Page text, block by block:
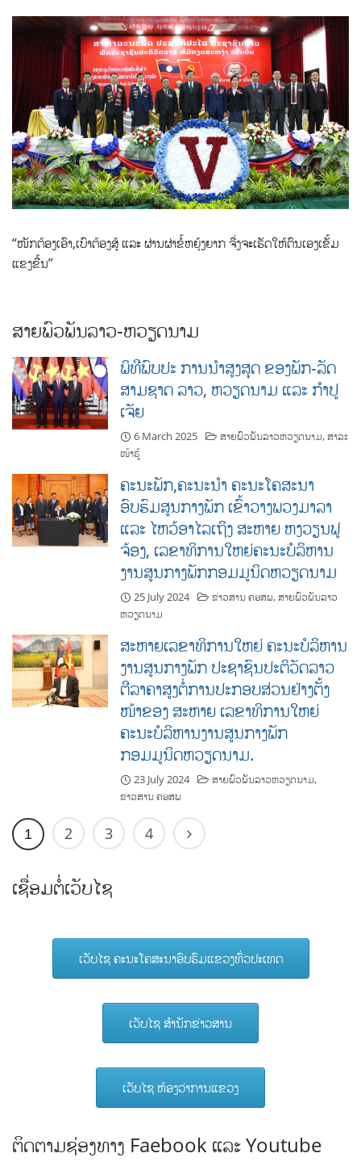
“ໜັກຕ້ອງເອົາ,ເບົາຕ້ອງສູ້ ແລະ ຜ່ານຜ່າຂໍ້ຫຍຸ້ງຍາກ ຈື່ງຈະເຮັດໃຫ້ຕົນເອງເຂັ້ມ
ແຂງຂື້ນ”
ສາຍພົວພັນລາວ-ຫວຽດນາມ
ພິທີພົບປະ ການນຳສູງສຸດ ຂອງພັກ-ລັດ
ສາມຊາດ ລາວ, ຫວຽດນາມ ແລະ ກຳປູ
ເຈັຍ
6 March 2025 ສາຍພົວພັນລາວຫວຽດນາມ,ສາລະ
ໜ້າຮູ້
ຄະນະພັກ,ຄະນະນໍາ ຄະນະໂຄສະນາ
ອົບຮົມສູນກາງພັກ ເຂົ້າວາງພວງມາລາ
ແລະ ໄຫວ້ອາໄລເຖິງ ສະຫາຍ ຫງວຽນຟູ
ຈ້ອງ, ເລຂາທິການໃຫຍ່ຄະນະບໍລິຫານ
ງານສູນກາງພັກກອມມູນິດຫວຽດນາມ
25 July 2024 ຂ່າວສານ ຄອສພ,ສາຍພົວພັນລາວ
ຫວຽດນາມ
ສະຫາຍເລຂາທິການໃຫຍ່ ຄະນະບໍລິຫານ
ງານສູນກາງພັກ ປະຊາຊົນປະຕິວັດລາວ
ຕີລາຄາສູງຕໍ່ການປະກອບສ່ວນຢ່າງຕັ້ງ
ໜ້າຂອງ ສະຫາຍ ເລຂາທິການໃຫຍ່
ຄະນະບໍລິຫານງານສູນກາງພັກ
ກອມມູນິດຫວຽດນາມ.
23 July 2024 ສາຍພົວພັນລາວຫວຽດນາມ,
ຂ່າວສານ ຄອສພ
1 2 3 4
ເຊື່ອມຕໍ່ເວັບໄຊ
ເວັບໄຊ ຄະນະໂຄສະນາອົບຮົມແຂວງທົ່ວປະເທດ
ເວັບໄຊ ສຳນັກຂ່າວສານ
ເວັບໄຊ ຫ້ອງວ່າການແຂວງ
ຕິດຕາມຊ່ອງທາງ Faebook ແລະ Youtube